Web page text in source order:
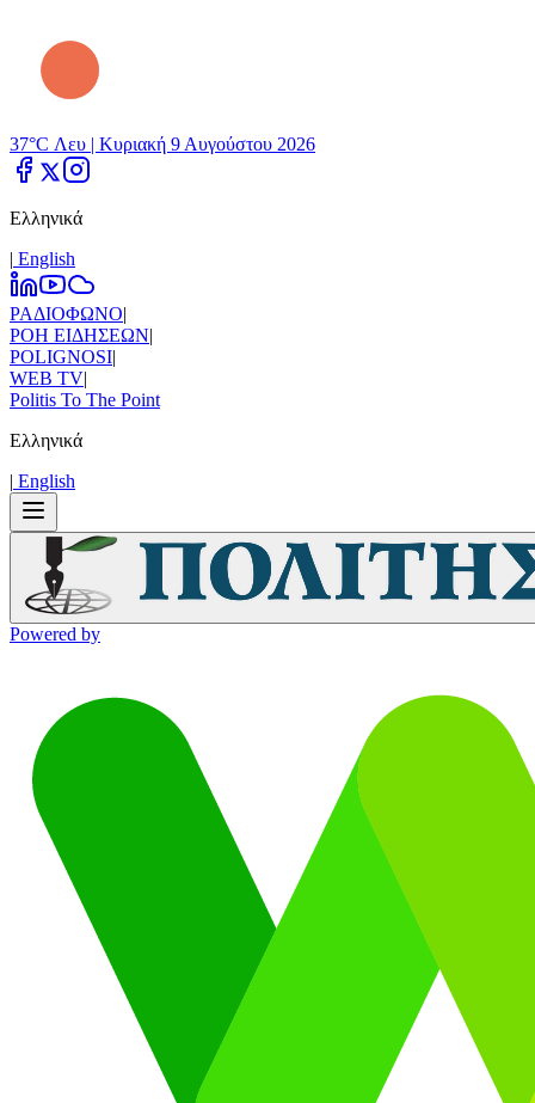
37°C Λευ | Κυριακή 9 Αυγούστου 2026
Ελληνικά
| Εnglish
ΡΑΔΙΟΦΩΝΟ|
ΡΟΗ ΕΙΔΗΣΕΩΝ|
POLIGNOSI|
WEB TV|
Politis To The Point
Ελληνικά
| Εnglish
Powered by